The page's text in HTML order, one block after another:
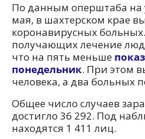
По данным оперштаба на
мая, в шахтерском крае
коронавирусных
получающих лечение
что на пять меньше
понедельник. При этом
человека, а два больных
Общее число случаев
достигло 36 292. Под
находятся 1 411 лиц.